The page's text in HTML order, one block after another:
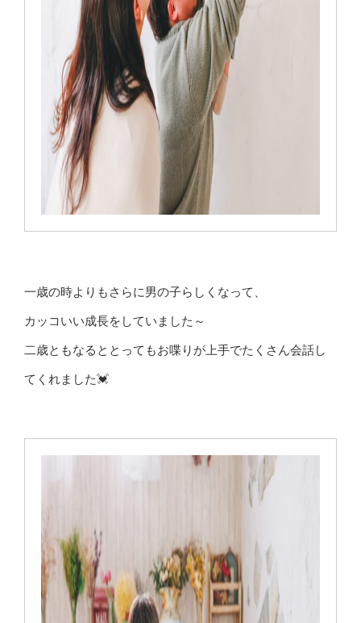
一歳の時よりもさらに男の子らしくなって、
カッコいい成長をしていました～
二歳ともなるととってもお喋りが上手でたくさん会話し
てくれました💓